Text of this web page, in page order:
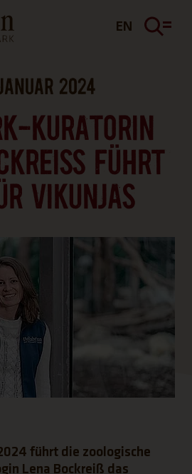
EN
2024
KURATORIN
FÜHRT E
VIKUNJAS
führt die zoologische
Lena Bockreiß das